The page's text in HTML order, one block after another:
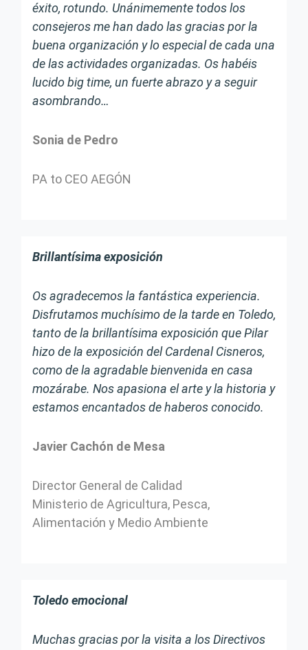
éxito, rotundo. Unánimemente todos los
consejeros me han dado las gracias por la
buena organización y lo especial de cada una
de las actividades organizadas. Os habéis
lucido big time, un fuerte abrazo y a seguir
asombrando…
Sonia de Pedro
PA to CEO AEGÓN
Brillantísima exposición
Os agradecemos la fantástica experiencia.
Disfrutamos muchísimo de la tarde en Toledo,
tanto de la brillantísima exposición que Pilar
hizo de la exposición del Cardenal Cisneros,
como de la agradable bienvenida en casa
mozárabe. Nos apasiona el arte y la historia y
estamos encantados de haberos conocido.
Javier Cachón de Mesa
Director General de Calidad
Ministerio de Agricultura, Pesca,
Alimentación y Medio Ambiente
Toledo emocional
Muchas gracias por la visita a los Directivos